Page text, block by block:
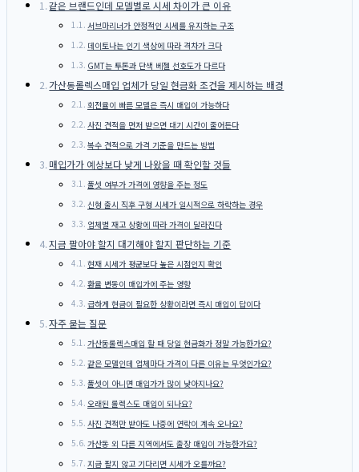
같은 브랜드인데 모델별로 시세 차이가 큰 이유
서브마리너가 안정적인 시세를 유지하는 구조
데이토나는 인기 색상에 따라 격차가 크다
GMT는 투톤과 단색 베젤 선호도가 다르다
가산동롤렉스매입 업체가 당일 현금화 조건을 제시하는 배경
회전율이 빠른 모델은 즉시 매입이 가능하다
사진 견적을 먼저 받으면 대기 시간이 줄어든다
복수 견적으로 가격 기준을 만드는 방법
매입가가 예상보다 낮게 나왔을 때 확인할 것들
풀셋 여부가 가격에 영향을 주는 정도
신형 출시 직후 구형 시세가 일시적으로 하락하는 경우
업체별 재고 상황에 따라 가격이 달라진다
지금 팔아야 할지 대기해야 할지 판단하는 기준
현재 시세가 평균보다 높은 시점인지 확인
환율 변동이 매입가에 주는 영향
급하게 현금이 필요한 상황이라면 즉시 매입이 답이다
자주 묻는 질문
가산동롤렉스매입 할 때 당일 현금화가 정말 가능한가요?
같은 모델인데 업체마다 가격이 다른 이유는 무엇인가요?
풀셋이 아니면 매입가가 많이 낮아지나요?
오래된 롤렉스도 매입이 되나요?
사진 견적만 받아도 나중에 연락이 계속 오나요?
가산동 외 다른 지역에서도 출장 매입이 가능한가요?
지금 팔지 않고 기다리면 시세가 오를까요?